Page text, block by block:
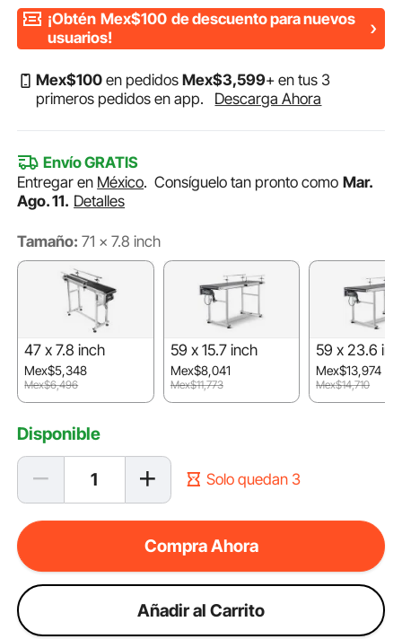
¡Obtén Mex$100 de descuento para nuevos
usuarios!
Mex$100 en pedidosMex$3,599+ en tus 3
primeros pedidos en app.
Descarga Ahora
Envío GRATIS
Entregar en México.Consíguelo tan pronto como Mar.
Ago. 11. Detalles
Tamaño: 71 x 7.8 inch
47 x 7.8 inch
Mex$5,348
Mex$6,496
59 x 15.7 inch
Mex$8,041
Mex$11,773
59 x 23.6
Mex$13,974
Mex$14,710
Disponible
Solo quedan 3
Compra Ahora
Añadir al Carrito